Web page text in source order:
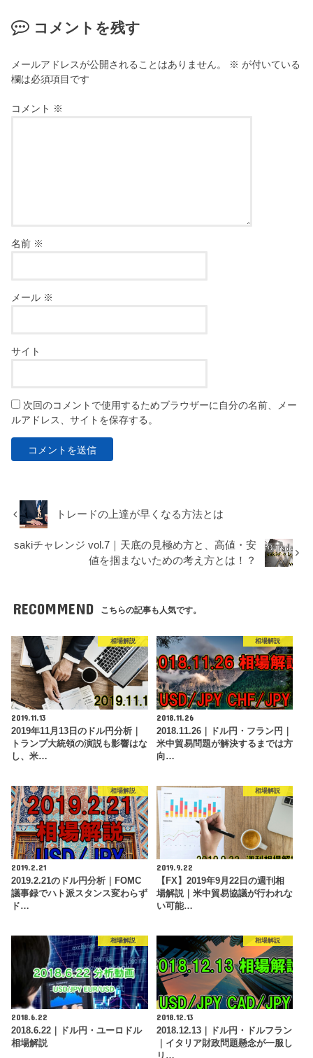
コメントを残す
メールアドレスが公開されることはありません。 ※ が付いている
欄は必須項目です
コメント ※
名前 ※
メール ※
サイト
次回のコメントで使用するためブラウザーに自分の名前、メー
ルアドレス、サイトを保存する。
トレードの上達が早くなる方法とは
sakiチャレンジ vol.7｜天底の見極め方と、高値・安
値を掴まないための考え方とは！？
RECOMMEND こちらの記事も人気です。
相場解説
2019.11.13
2019年11月13日のドル円分析｜
トランプ大統領の演説も影響はな
し、米…
相場解説
2018.11.26
2018.11.26｜ドル円・フラン円｜
米中貿易問題が解決するまでは方
向…
相場解説
2019.2.21
2019.2.21のドル円分析｜FOMC
議事録でハト派スタンス変わらず
ド…
相場解説
2019.9.22
【FX】2019年9月22日の週刊相
場解説｜米中貿易協議が行われな
い可能…
相場解説
2018.6.22
2018.6.22｜ドル円・ユーロドル
相場解説
相場解説
2018.12.13
2018.12.13｜ドル円・ドルフラン
｜イタリア財政問題懸念が一服し